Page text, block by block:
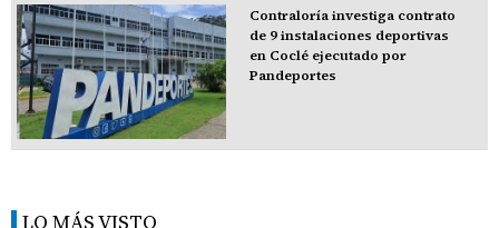
Contraloría investiga contrato
de 9 instalaciones deportivas
en Coclé ejecutado por
Pandeportes
LO MÁS VISTO